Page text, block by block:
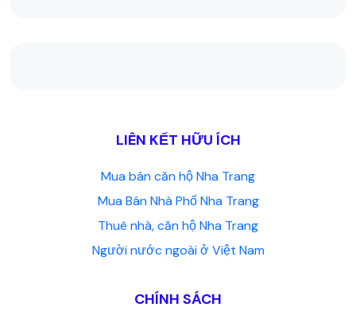
LIÊN KẾT HỮU ÍCH
Mua bán căn hộ Nha Trang
Mua Bán Nhà Phố Nha Trang
Thuê nhà, căn hộ Nha Trang
Người nước ngoài ở Việt Nam
CHÍNH SÁCH